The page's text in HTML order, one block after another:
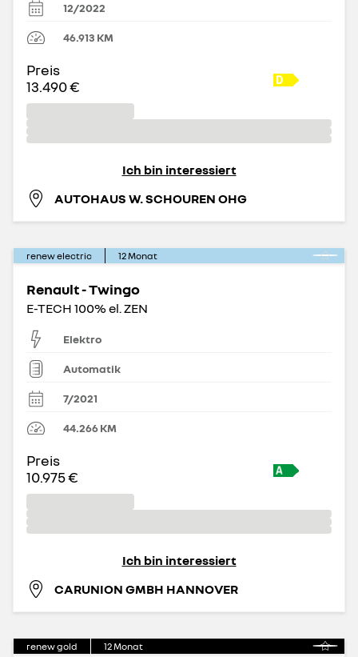
12/2022
46.913 KM
Preis
13.490 €
Ich bin interessiert
AUTOHAUS W. SCHOUREN OHG
renew electric 12Monat
Renault - Twingo
E-TECH 100% el. ZEN
Elektro
Automatik
7/2021
44.266KM
Preis
10.975 €
Ich bin interessiert
CARUNION GMBH HANNOVER
renew gold 12Monat